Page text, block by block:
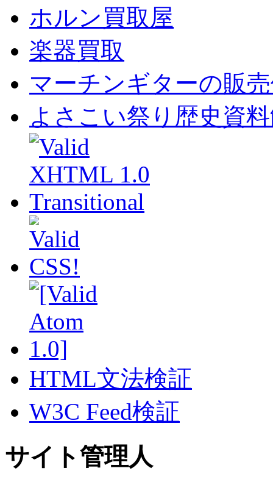
ホルン買取屋
楽器買取
マーチンギターの販
よさこい祭り歴史資
HTML文法検証
W3C Feed検証
サイト管理人